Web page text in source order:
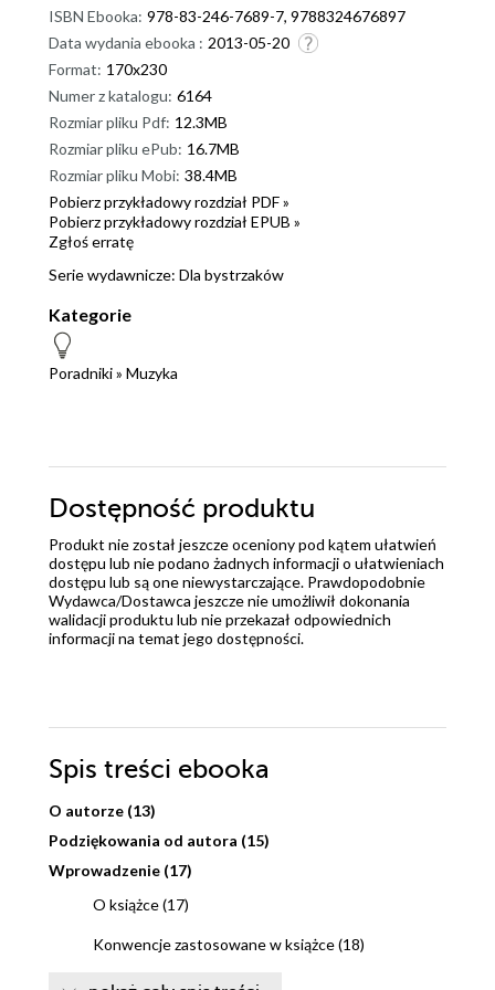
ISBN Ebooka: 978-83-246-7689-7, 9788324676897
Data wydania ebooka : 2013-05-20
Format: 170x230
Numer z katalogu: 6164
Rozmiar pliku Pdf: 12.3MB
Rozmiar pliku ePub: 16.7MB
Rozmiar pliku Mobi: 38.4MB
Pobierz przykładowy rozdział PDF »
Pobierz przykładowy rozdział EPUB »
Zgłoś erratę
Serie wydawnicze: Dla bystrzaków
Kategorie
Poradniki» Muzyka
Dostępność produktu
Produkt nie został jeszcze oceniony pod kątem ułatwień
dostępu lub nie podano żadnych informacji o ułatwieniach
dostępu lub są one niewystarczające. Prawdopodobnie
Wydawca/Dostawca jeszcze nie umożliwił dokonania
walidacji produktu lub nie przekazał odpowiednich
informacji na temat jego dostępności.
Spis treści ebooka
O autorze (13)
Podziękowania od autora (15)
Wprowadzenie (17)
O książce (17)
Konwencje zastosowane w książce (18)
Naiwne założenia (18)